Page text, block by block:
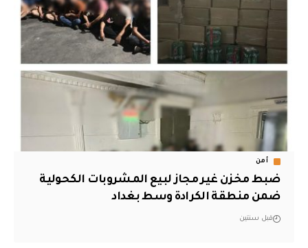
أمن
ضبط مخزن غير مجاز لبيع المشروبات الكحولية
ضمن منطقة الكرادة وسط بغداد
قبل سنتين